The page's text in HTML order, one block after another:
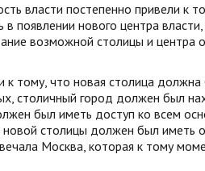
власти постепенно привели к
появлении нового центра
возможной столицы и центра
тому, что новая столица должна
столичный город должен был
был иметь доступ ко всем
столицы должен был иметь
Москва, которая к тому